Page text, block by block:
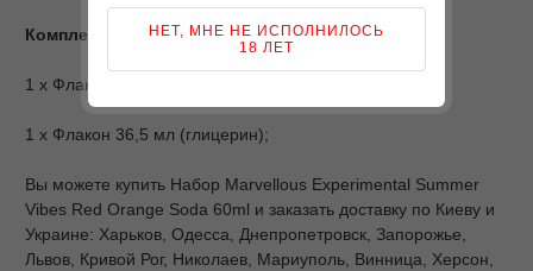
Комплектация
1 х Флакон 22 мл (пропиленгликоль + ароматизатор);
1 х Флакон 36,5 мл (глицерин);
Вы можете купить Набор Marvellous Experimental Summer
Vibes Red Orange Soda 60ml и заказать доставку по Киеву и
Украине: Харьков, Одесса, Днепропетровск, Запорожье,
Львов, Кривой Рог, Николаев, Мариуполь, Винница, Херсон,
НЕТ, МНЕ НЕ ИСПОЛНИЛОСЬ
18 ЛЕТ